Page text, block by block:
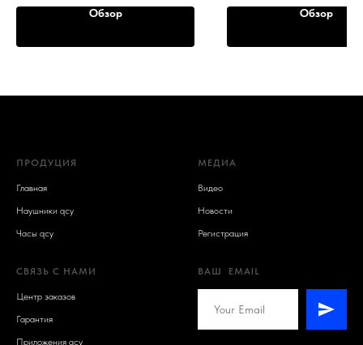
Обзор Обзор
ПРОДУЦИЯ
Главная
Наушники qcy
Часы qcy
МЕДИА
Видео
Новости
Регистрация
СВЯЗЬ С НАМИ
Центр заказов
Гарантия
Приложения qcy
ВАШ EMAIL